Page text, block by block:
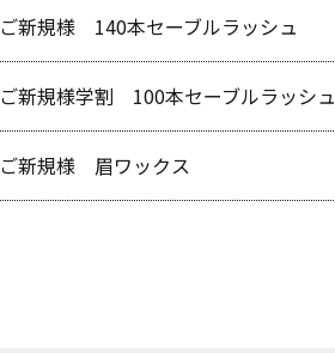
ご新規様 140本セーブルラッシュ
ご新規様学割 100本セーブルラッシュ
ご新規様 眉ワックス